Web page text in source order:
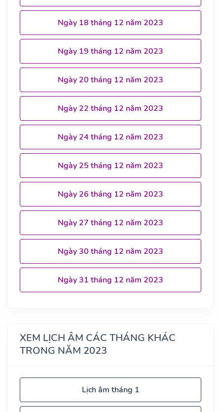
Ngày 18 tháng 12 năm 2023
Ngày 19 tháng 12 năm 2023
Ngày 20 tháng 12 năm 2023
Ngày 22 tháng 12 năm 2023
Ngày 24 tháng 12 năm 2023
Ngày 25 tháng 12 năm 2023
Ngày 26 tháng 12 năm 2023
Ngày 27 tháng 12 năm 2023
Ngày 30 tháng 12 năm 2023
Ngày 31 tháng 12 năm 2023
XEM LỊCH ÂM CÁC THÁNG KHÁC
TRONG NĂM 2023
Lịch âm tháng 1